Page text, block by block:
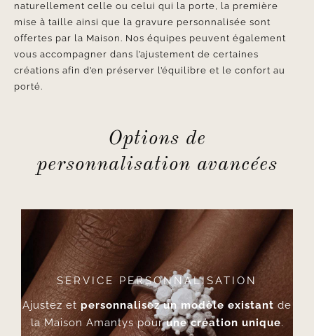
naturellement celle ou celui qui la porte, la première
mise à taille ainsi que la gravure personnalisée sont
offertes par la Maison. Nos équipes peuvent également
vous accompagner dans l’ajustement de certaines
créations afin d’en préserver l’équilibre et le confort au
porté.
Options de
personnalisation avancées
SERVICE PERSONNALISATION
Ajustez et personnalisez un modèle existant de
la Maison Amantys pourune création unique.